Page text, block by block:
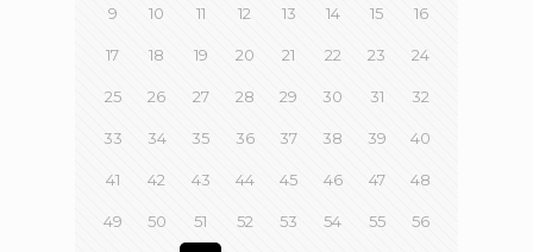
9 10 11 12 13 14 15 16
17 18 19 20 21 22 23 24
25 26 27 28 29 30 31 32
33 34 35 36 37 38 39 40
41 42 43 44 45 46 47 48
49 50 51 52 53 54 55 56